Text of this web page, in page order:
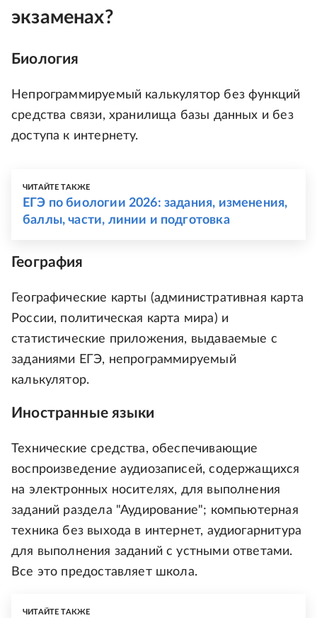
экзаменах?
Биология
Непрограммируемый калькулятор без функций
средства связи, хранилища базы данных и без
доступа к интернету.
ЧИТАЙТЕ ТАКЖЕ
ЕГЭ по биологии 2026: задания, изменения,
баллы, части, линии и подготовка
География
Географические карты (административная карта
России, политическая карта мира) и
статистические приложения, выдаваемые с
заданиями ЕГЭ, непрограммируемый
калькулятор.
Иностранные языки
Технические средства, обеспечивающие
воспроизведение аудиозаписей, содержащихся
на электронных носителях, для выполнения
заданий раздела "Аудирование"; компьютерная
техника без выхода в интернет, аудиогарнитура
для выполнения заданий с устными ответами.
Все это предоставляет школа.
ЧИТАЙТЕ ТАКЖЕ